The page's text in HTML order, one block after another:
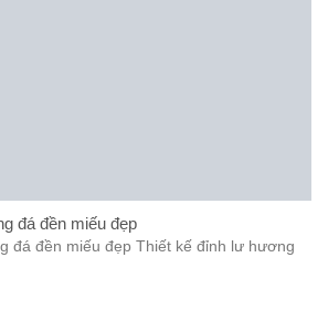
đá đền miếu đẹp
đá đền miếu đẹp Thiết kế đỉnh lư hương